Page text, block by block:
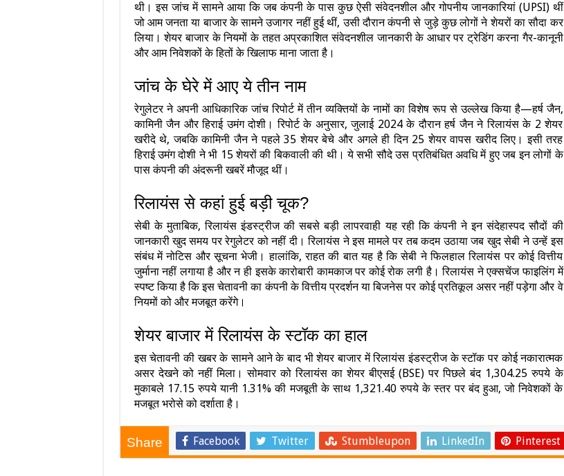
थी। इस जांच में सामने आया कि जब कंपनी के पास कुछ ऐसी संवेदनशील और गोपनीय जानकारियां (UPSI) थीं
जो आम जनता या बाजार के सामने उजागर नहीं हुई थीं, उसी दौरान कंपनी से जुड़े कुछ लोगों ने शेयरों का सौदा कर
लिया। शेयर बाजार के नियमों के तहत अप्रकाशित संवेदनशील जानकारी के आधार पर ट्रेडिंग करना गैर-कानूनी
और आम निवेशकों के हितों के खिलाफ माना जाता है।
जांच के घेरे में आए ये तीन नाम
रेगुलेटर ने अपनी आधिकारिक जांच रिपोर्ट में तीन व्यक्तियों के नामों का विशेष रूप से उल्लेख किया है—हर्ष जैन,
कामिनी जैन और हिराई उमंग दोशी। रिपोर्ट के अनुसार, जुलाई 2024 के दौरान हर्ष जैन ने रिलायंस के 2 शेयर
खरीदे थे, जबकि कामिनी जैन ने पहले 35 शेयर बेचे और अगले ही दिन 25 शेयर वापस खरीद लिए। इसी तरह
हिराई उमंग दोशी ने भी 15 शेयरों की बिकवाली की थी। ये सभी सौदे उस प्रतिबंधित अवधि में हुए जब इन लोगों के
पास कंपनी की अंदरूनी खबरें मौजूद थीं।
रिलायंस से कहां हुई बड़ी चूक?
सेबी के मुताबिक, रिलायंस इंडस्ट्रीज की सबसे बड़ी लापरवाही यह रही कि कंपनी ने इन संदेहास्पद सौदों की
जानकारी खुद समय पर रेगुलेटर को नहीं दी। रिलायंस ने इस मामले पर तब कदम उठाया जब खुद सेबी ने उन्हें इस
संबंध में नोटिस और सूचना भेजी। हालांकि, राहत की बात यह है कि सेबी ने फिलहाल रिलायंस पर कोई वित्तीय
जुर्माना नहीं लगाया है और न ही इसके कारोबारी कामकाज पर कोई रोक लगी है। रिलायंस ने एक्सचेंज फाइलिंग में
स्पष्ट किया है कि इस चेतावनी का कंपनी के वित्तीय प्रदर्शन या बिजनेस पर कोई प्रतिकूल असर नहीं पड़ेगा और वे
नियमों को और मजबूत करेंगे।
शेयर बाजार में रिलायंस के स्टॉक का हाल
इस चेतावनी की खबर के सामने आने के बाद भी शेयर बाजार में रिलायंस इंडस्ट्रीज के स्टॉक पर कोई नकारात्मक
असर देखने को नहीं मिला। सोमवार को रिलायंस का शेयर बीएसई (BSE) पर पिछले बंद 1,304.25 रुपये के
मुकाबले 17.15 रुपये यानी 1.31% की मजबूती के साथ 1,321.40 रुपये के स्तर पर बंद हुआ, जो निवेशकों के
मजबूत भरोसे को दर्शाता है।
Share Facebook Twitter Stumbleupon LinkedIn Pinterest